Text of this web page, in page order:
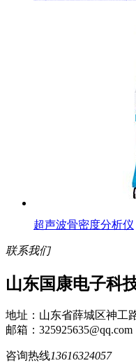
超声波骨密度分析仪
联系我们
山东国康电子科
地址：山东省薛城区神工
邮箱：325925635@qq.com
咨询热线13616324057